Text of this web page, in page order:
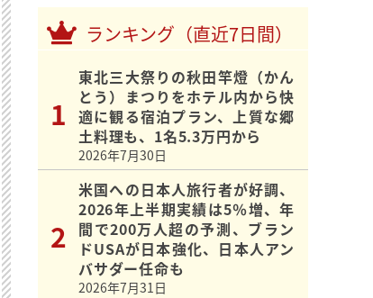
ランキング（直近7日間）
東北三大祭りの秋田竿燈（かん
とう）まつりをホテル内から快
適に観る宿泊プラン、上質な郷
土料理も、1名5.3万円から
2026年7月30日
米国への日本人旅行者が好調、
2026年上半期実績は5％増、年
間で200万人超の予測、ブラン
ドUSAが日本強化、日本人アン
バサダー任命も
2026年7月31日